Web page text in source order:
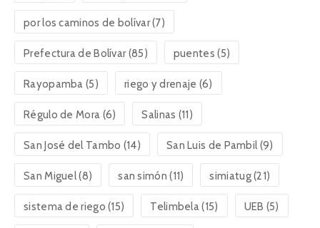
por los caminos de bolívar(7)
Prefectura de Bolívar(85) puentes (5)
Rayopamba (5) riego y drenaje (6)
Régulo de Mora (6) Salinas (11)
San José del Tambo (14) San Luis de Pambil(9)
San Miguel(8) san simón (11) simiatug(21)
sistema de riego (15) Telimbela(15) UEB (5)